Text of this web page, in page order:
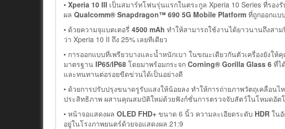
• Xperia 10 III เป็นสมาร์ทโฟนรุ่นแรกในตระกูล Xperia 10 Series ที่รอง
ผล Qualcomm® Snapdragon™ 690 5G Mobile Platform ที่ถูกออกแบ
• ด้วยความจุแบตเตอรี่ 4500 mAh ทำให้สามารถใช้งานได้ยาวนานถึงสา
ว่า Xperia 10 II ถึง 25% เลยทีเดียว
• การออกแบบที่เพรียวบางและน้ำหนักเบา ในขณะเดียวกันตัวเครื่องยังใ
มาตรฐาน IP65/IP68 โดยมาพร้อมกระจก Corning® Gorilla Glass 6 ที่ไ
และทนทานต่อรอยขีดข่วนได้เป็นอย่างดี
• ด้วยการปรับปรุงขนาดรูรับแสงให้น้อยลง ทำให้การถ่ายภาพวัตถุเคลื่อน
ประสิทธิภาพ ผสานคุณสมบัติใหม่ด้วยฟังก์ชั่นการตรวจจับสัตว์ในโหมดอัต
• หน้าจอแสดงผล OLED FHD+ ขนาด 6 นิ้ว ความละเอียดระดับ HDR ใน
อยู่ในโรงภาพยนตร์ด้วยจอแสดงผล 21:9